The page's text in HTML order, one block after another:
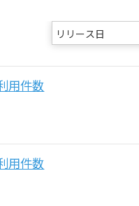
用件数
用件数